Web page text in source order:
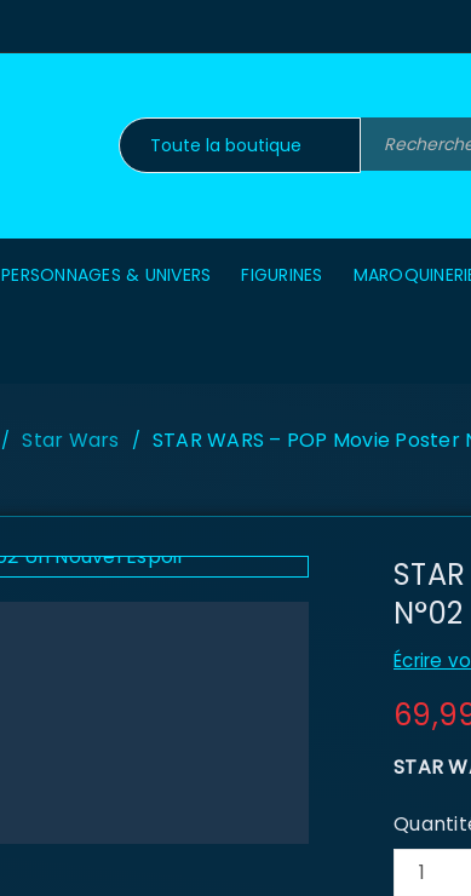
PERSONNAGES & UNIVERS FIGURINES
/ Star Wars / STAR WARS – POP Movie
Écrire
STAR